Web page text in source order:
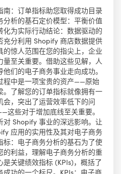
：订单指标助您取得成功目录
析的基石定价模型：平衡价值
为实际行动结论：数据驱动的
分利用 Shopify 商店数据提供
惊人范围在您的指尖上，企业
至关重要。借助这些见解，人
们的电子商务事业走向成功。
程中是一项宝贵的资产——原始
了解您的订单指标就像拥有一
，突出了运营效率低下的问
些对于增加底线至关重要。
Shopify 事业的深远影响。让
应用的实用性及其对电子商务
：电子商务分析的基石为了使
利益，理解电子商务分析的重
关键绩效指标 (KPIs)，概括了